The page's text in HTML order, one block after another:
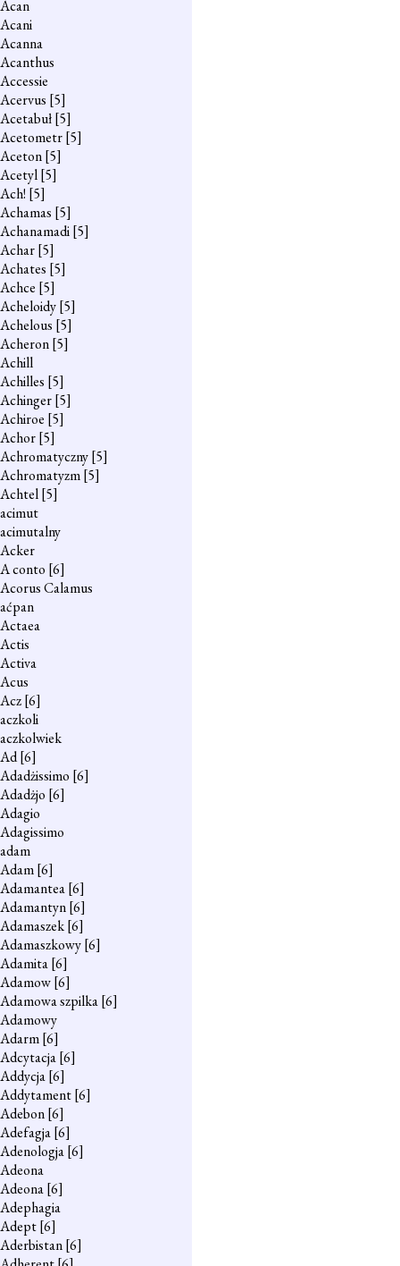
Acan
Acani
Acanna
Acanthus
Accessie
Acervus [5]
Acetabuł[5]
Acetometr[5]
Aceton[5]
Acetyl[5]
Ach! [5]
Achamas [5]
Achanamadi[5]
Achar[5]
Achates [5]
Achce [5]
Acheloidy[5]
Achelous [5]
Acheron[5]
Achill
Achilles [5]
Achinger[5]
Achiroe [5]
Achor[5]
Achromatyczny[5]
Achromatyzm[5]
Achtel[5]
acimut
acimutalny
Acker
A conto [6]
Acorus Calamus
aćpan
Actaea
Actis
Activa
Acus
Acz[6]
aczkoli
aczkolwiek
Ad[6]
Adadżissimo [6]
Adadżjo [6]
Adagio
Adagissimo
adam
Adam[6]
Adamantea[6]
Adamantyn[6]
Adamaszek[6]
Adamaszkowy[6]
Adamita[6]
Adamow[6]
Adamowa szpilka[6]
Adamowy
Adarm[6]
Adcytacja[6]
Addycja[6]
Addytament[6]
Adebon[6]
Adefagja[6]
Adenologja[6]
Adeona
Adeona[6]
Adephagia
Adept[6]
Aderbistan[6]